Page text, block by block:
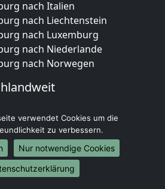
nach Italien
nach Liechtenstein
nach Luxemburg
nach Niederlande
nach Norwegen
nach Hamburg
nach München
nach Köln
nach Frankfurt am Main
nach Stuttgart
verwendet Cookies um die
zu verbessern.
Nur notwendige Cookies